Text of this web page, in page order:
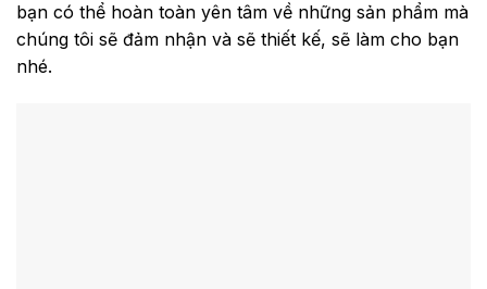
bạn có thể hoàn toàn yên tâm về những sản phẩm mà
chúng tôi sẽ đảm nhận và sẽ thiết kế, sẽ làm cho bạn
nhé.